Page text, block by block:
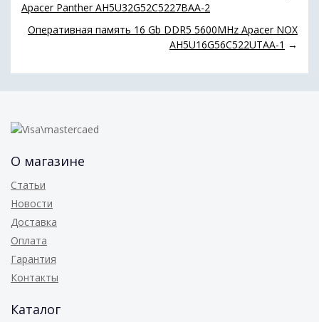
Apacer Panther AH5U32G52C5227BAA-2
Оперативная память 16 Gb DDR5 5600MHz Apacer NOX
AH5U16G56C522UTAA-1 →
О магазине
Статьи
Новости
Доставка
Оплата
Гарантия
Контакты
Каталог